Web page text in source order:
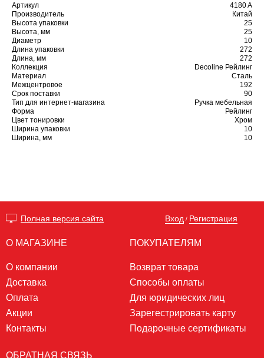
Артикул
4180 A
Производитель
Китай
Высота упаковки
25
Высота, мм
25
Диаметр
10
Длина упаковки
272
Длина, мм
272
Коллекция
Decoline Рейлинг
Материал
Сталь
Межцентровое
192
Срок поставки
90
Тип для интернет-магазина
Ручка мебельная
Форма
Рейлинг
Цвет тонировки
Хром
Ширина упаковки
10
Ширина, мм
10
Полная версия сайта Вход / Регистрация
О МАГАЗИНЕ
О компании
Доставка
Оплата
Акции
Контакты
ПОКУПАТЕЛЯМ
Возврат товара
Способы оплаты
Для юридических лиц
Зарегестрировать карту
Подарочные сертификаты
ОБРАТНАЯ СВЯЗЬ